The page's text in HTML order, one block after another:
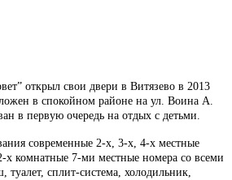
открыл свои двери в Витязево в 2013
в спокойном районе на ул. Воина А.
в первую очередь на отдых с детьми.
современные 2-х, 3-х, 4-х местные
х комнатные 7-ми местные номера со всеми
туалет, сплит-система, холодильник,